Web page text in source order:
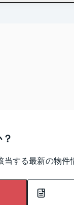
する最新の物件